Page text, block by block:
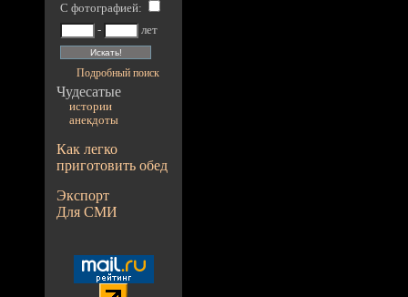
С фотографией:
-
лет
Подробный поиск
Чудесатые
истории
анекдоты
Как легко
приготовить обед
Экспорт
Для СМИ